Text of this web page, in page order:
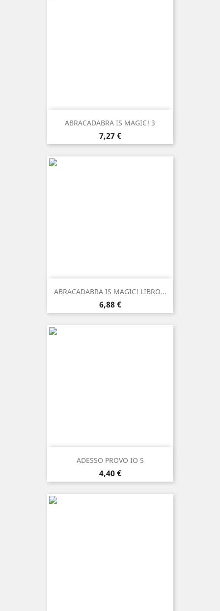
ABRACADABRA IS MAGIC! 3
Prezzo
7,27 €
ABRACADABRA IS MAGIC! LIBRO...
Prezzo
6,88 €
ADESSO PROVO IO 5
Prezzo
4,40 €